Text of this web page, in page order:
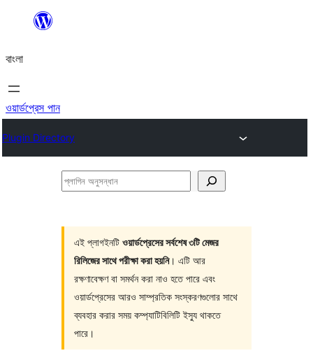
যান
বাংলা
ওয়ার্ডপ্রেস পান
Plugin Directory
প্লাগিন
এই প্লাগইনটি ওয়ার্ডপ্রেসের সর্বশেষ ৩টি মেজর
রিলিজের সাথে পরীক্ষা করা হয়নি। এটি আর
রক্ষণাবেক্ষণ বা সমর্থন করা নাও হতে পারে এবং
ওয়ার্ডপ্রেসের আরও সাম্প্রতিক সংস্করণগুলোর সাথে
ব্যবহার করার সময় কম্প্যাটিবিলিটি ইস্যু থাকতে
পারে।